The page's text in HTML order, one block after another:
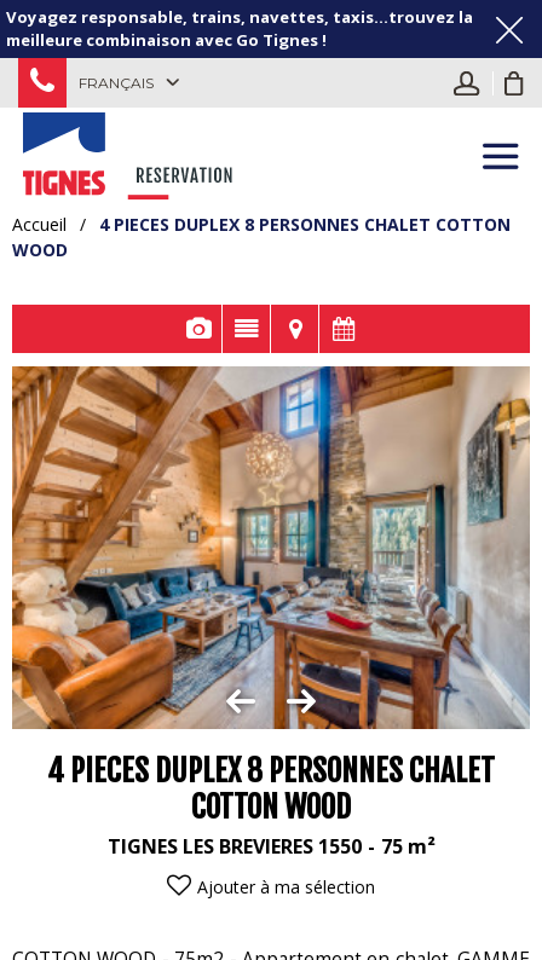
Voyagez responsable, trains, navettes, taxis...trouvez la
meilleure combinaison avec Go Tignes !
FRANÇAIS
Accueil /
4 PIECES DUPLEX 8 PERSONNES CHALET COTTON
WOOD
4 PIECES DUPLEX 8 PERSONNES CHALET
COTTON WOOD
TIGNES LES BREVIERES 1550 75 m²
Ajouter à ma sélection